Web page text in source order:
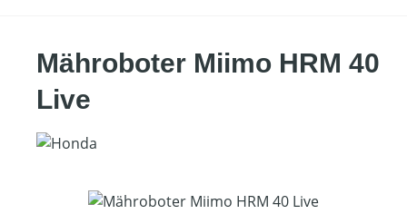
Mähroboter Miimo HRM 40
Live
Bildergalerie überspringen